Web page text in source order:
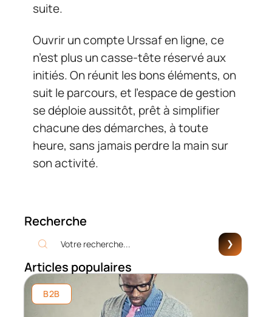
suite.
Ouvrir un compte Urssaf en ligne, ce
n’est plus un casse-tête réservé aux
initiés. On réunit les bons éléments, on
suit le parcours, et l’espace de gestion
se déploie aussitôt, prêt à simplifier
chacune des démarches, à toute
heure, sans jamais perdre la main sur
son activité.
Recherche
Articles populaires
B2B